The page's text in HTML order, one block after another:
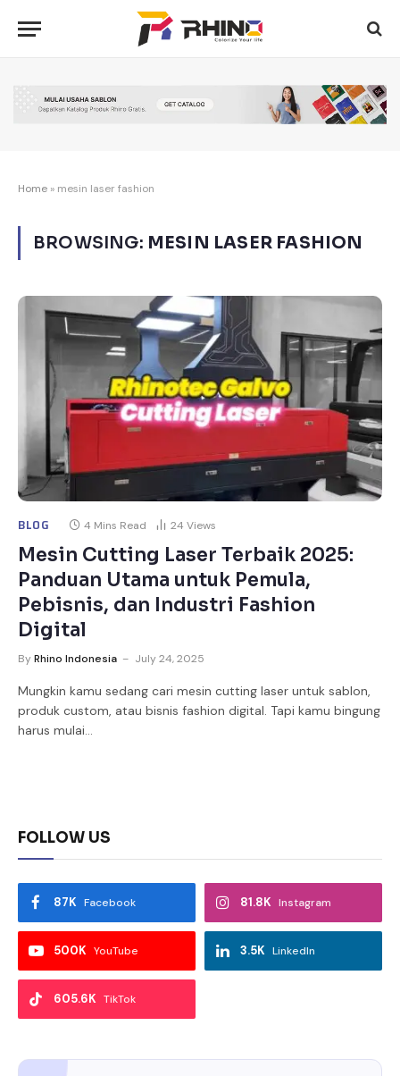
Home » mesin laser fashion
BROWSING: MESIN LASER FASHION
BLOG 4 Mins Read 24 Views
Mesin Cutting Laser Terbaik 2025:
Panduan Utama untuk Pemula,
Pebisnis, dan Industri Fashion
Digital
ByRhino Indonesia July 24, 2025
Mungkin kamu sedang cari mesin cutting laser untuk sablon,
produk custom, atau bisnis fashion digital. Tapi kamu bingung
harus mulai…
FOLLOW US
Facebook
87K Instagram
81.8K
YouTube
500K LinkedIn
3.5K
TikTok
605.6K